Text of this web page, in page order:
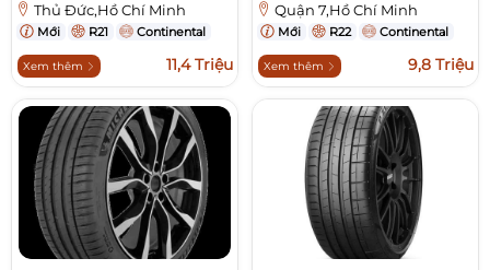
Thủ Đức,Hồ Chí Minh
Mới R21 Continental
Xem thêm 11,4 Triệu
Quận 7,Hồ Chí Minh
Mới R22 Continental
Xem thêm 9,8 Triệu